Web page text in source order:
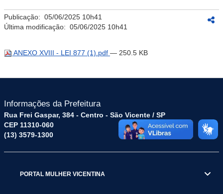
Publicação: 05/06/2025 10h41
Última modificação: 05/06/2025 10h41
ANEXO XVIII - LEI 877 (1).pdf — 250.5 KB
Informações da Prefeitura
Rua Frei Gaspar, 384 - Centro - São Vicente / SP
CEP 11310-060
(13) 3579-1300
PORTAL MULHER VICENTINA